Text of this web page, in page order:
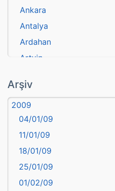
Ankara
Antalya
Ardahan
Artvin
Aydın
Balıkesir
Bartın
başkentler
Batman
Bayburt
Bilecik
Arşiv
2009
04/01/09
11/01/09
18/01/09
25/01/09
01/02/09